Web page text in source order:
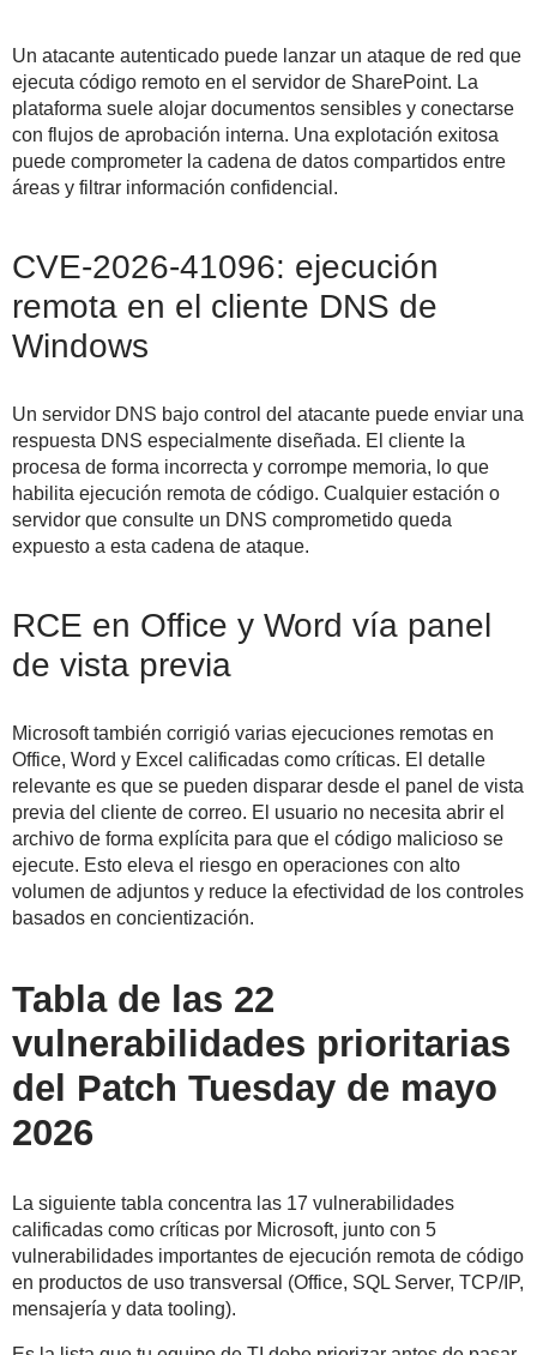
Un atacante autenticado puede lanzar un ataque de red que
ejecuta código remoto en el servidor de SharePoint. La
plataforma suele alojar documentos sensibles y conectarse
con flujos de aprobación interna. Una explotación exitosa
puede comprometer la cadena de datos compartidos entre
áreas y filtrar información confidencial.
CVE-2026-41096: ejecución
remota en el cliente DNS de
Windows
Un servidor DNS bajo control del atacante puede enviar una
respuesta DNS especialmente diseñada. El cliente la
procesa de forma incorrecta y corrompe memoria, lo que
habilita ejecución remota de código. Cualquier estación o
servidor que consulte un DNS comprometido queda
expuesto a esta cadena de ataque.
RCE en Office y Word vía panel
de vista previa
Microsoft también corrigió varias ejecuciones remotas en
Office, Word y Excel calificadas como críticas. El detalle
relevante es que se pueden disparar desde el panel de vista
previa del cliente de correo. El usuario no necesita abrir el
archivo de forma explícita para que el código malicioso se
ejecute. Esto eleva el riesgo en operaciones con alto
volumen de adjuntos y reduce la efectividad de los controles
basados en concientización.
Tabla de las 22
vulnerabilidades prioritarias
del Patch Tuesday de mayo
2026
La siguiente tabla concentra las 17 vulnerabilidades
calificadas como críticas por Microsoft, junto con 5
vulnerabilidades importantes de ejecución remota de código
en productos de uso transversal (Office, SQL Server, TCP/IP,
mensajería y data tooling).